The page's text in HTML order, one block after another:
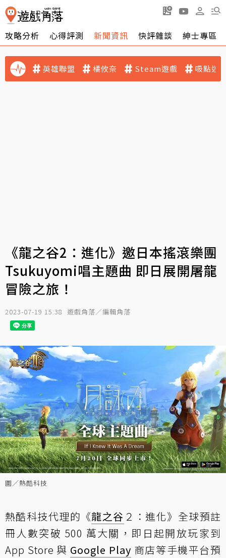
攻略分析 心得評測 新聞資訊 快評雜談 紳士專區
英雄聯盟 橘攸奈 Steam遊戲 吸點迷
《龍之谷2：進化》邀日本搖滾樂團
Tsukuyomi唱主題曲 即日展開屠龍
冒險之旅！
2023-07-19 15:38 遊戲角落／編輯角落
圖／熱酷科技
熱酷科技代理的《龍之谷 ２：進化》全球預註
冊人數突破 500 萬大關，即日起開放玩家到
App Store 與 Google Play 商店等手機平台預